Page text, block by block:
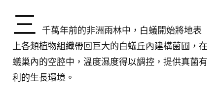
[週日閱讀科學大師1707]-追風捕雨－大自然是
最好的實驗室
740 0
[週日閱讀科學大師1706]-長著翅膀的死神：蚊
三 千萬年前的非洲雨林中，白蟻開始將地表
上各類植物組織帶回巨大的白蟻丘內建構菌圃，在
蟻巢內的空腔中，溫度濕度得以調控，提供真菌有
利的生長環境。